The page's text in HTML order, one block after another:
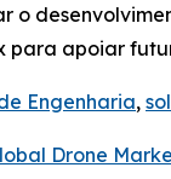
apoiar
Engenharia,
Drone